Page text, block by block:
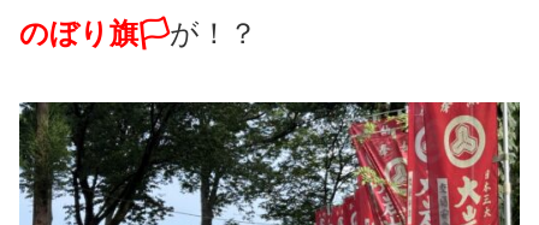
のぼり旗🏳が！？